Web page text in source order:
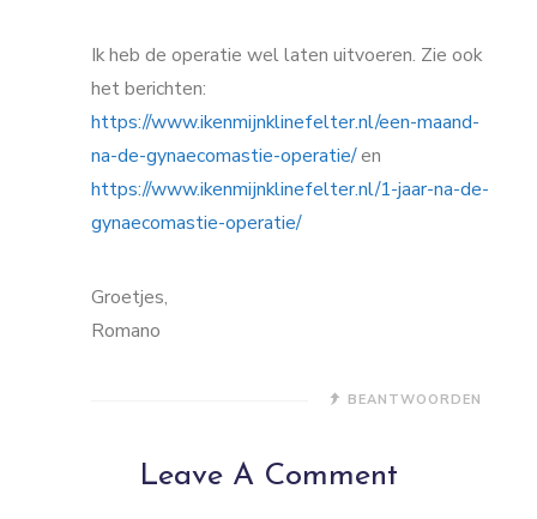
Ik heb de operatie wel laten uitvoeren. Zie ook
het berichten:
https://www.ikenmijnklinefelter.nl/een-maand-
na-de-gynaecomastie-operatie/en
https://www.ikenmijnklinefelter.nl/1-jaar-na-de-
gynaecomastie-operatie/
Groetjes,
Romano
BEANTWOORDEN
Leave A Comment